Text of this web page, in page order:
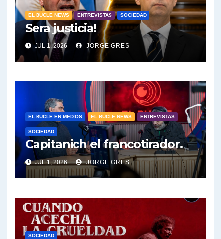
EL BUCLE NEWS ENTREVISTAS SOCIEDAD
Sera justicia!
JUL 1, 2026 JORGE GRES
EL BUCLE EN MEDIOS EL BUCLE NEWS ENTREVISTAS
SOCIEDAD
Capitanich el francotirador.
JUL 1, 2026 JORGE GRES
SOCIEDAD